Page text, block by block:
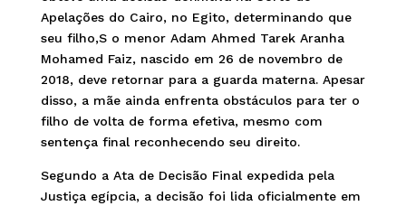
Apelações do Cairo, no Egito, determinando que
seu filho,S o menor Adam Ahmed Tarek Aranha
Mohamed Faiz, nascido em 26 de novembro de
2018, deve retornar para a guarda materna. Apesar
disso, a mãe ainda enfrenta obstáculos para ter o
filho de volta de forma efetiva, mesmo com
sentença final reconhecendo seu direito.
Segundo a Ata de Decisão Final expedida pela
Justiça egípcia, a decisão foi lida oficialmente em